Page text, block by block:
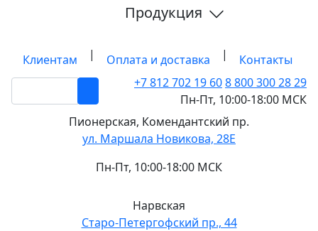
Продукция
Клиентам | Оплата и доставка |
Контакты
+7 812702 19 608 800 300 28 29
Пн-Пт, 10:00-18:00 МСК
Пионерская, Комендантский пр.
ул. Маршала Новикова, 28Е
Пн-Пт, 10:00-18:00 МСК
Нарвская
Старо-Петергофский пр., 44